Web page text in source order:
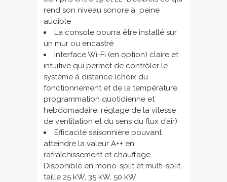
rend son niveau sonore à peine
audible
La console pourra être installé sur
un mur ou encastré
Interface Wi-Fi (en option) ‎claire et
intuitive qui permet de contrôler le
système à distance (choix du
fonctionnement et de la température,
programmation quotidienne et
hebdomadaire, réglage de la vitesse
de ventilation et du sens du flux d’air)
Efficacité saisonnière pouvant
atteindre la valeur A++ en
rafraîchissement et chauffage
Disponible en mono-split et multi-split
taille 25 kW, 35 kW, 50 kW